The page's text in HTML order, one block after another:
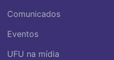
Comunicados
Eventos
UFU na mídia